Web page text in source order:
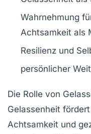
Wahrnehmung
Achtsamkeit als
Resilienz und
persönlicher
Die Rolle von
Gelassenheit
Achtsamkeit und